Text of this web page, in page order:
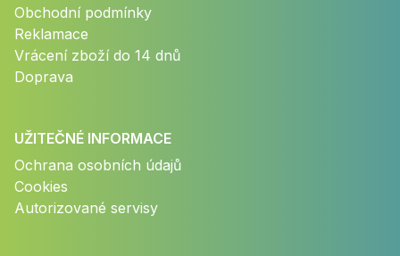
Obchodní podmínky
Reklamace
Vrácení zboží do 14 dnů
Doprava
UŽITEČNÉ INFORMACE
Ochrana osobních údajů
Cookies
Autorizované servisy